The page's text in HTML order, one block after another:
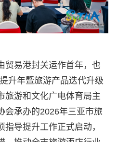
贸易港封关运作首年，也
升年暨旅游产品迭代升级
旅游和文化广电体育局主
会承办的2026年三亚市旅
导提升工作正式启动，